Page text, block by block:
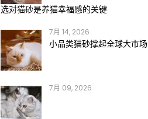
选对猫砂是养猫幸福感的关键
7月 14, 2026
小品类猫砂撑起全球大市场
7月 09, 2026